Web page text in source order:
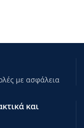
με ασφάλεια
και